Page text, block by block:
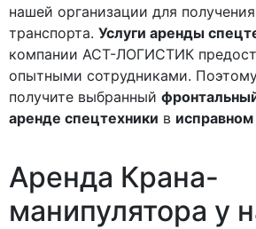
нашей организации для
транспорта. Услуги аренды
компании АСТ-ЛОГИСТИК
опытными сотрудниками.
получите выбранный
аренде спецтехники в исправном
Аренда Крана-
манипулятора у